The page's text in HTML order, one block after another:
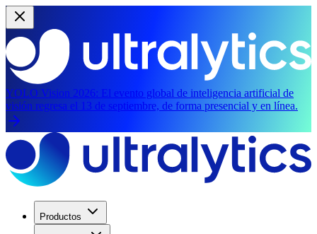
YOLO Vision 2026: El evento global de inteligencia artificial de
visión regresa el 13 de septiembre, de forma presencial y en línea.
Productos